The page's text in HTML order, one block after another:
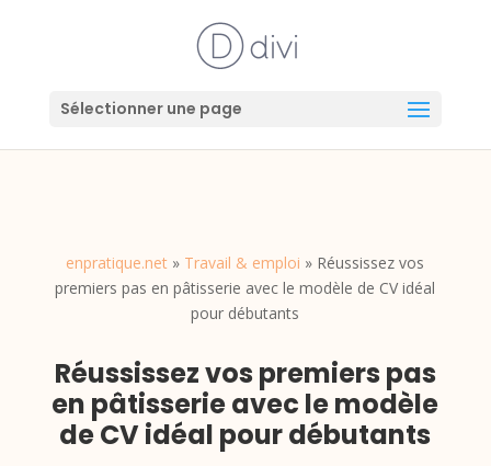
Sélectionner une page
enpratique.net » Travail & emploi » Réussissez vos
premiers pas en pâtisserie avec le modèle de CV idéal
pour débutants
Réussissez vos premiers pas
en pâtisserie avec le modèle
de CV idéal pour débutants